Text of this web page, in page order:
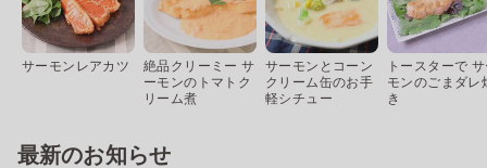
サーモンレアカツ
絶品クリーミー サ
ーモンのトマトク
リーム煮
サーモンとコーン
クリーム缶のお手
軽シチュー
トースターで
モンのごまダレ
き
最新のお知らせ